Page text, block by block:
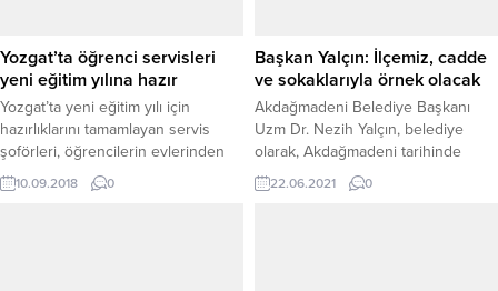
Yozgat’ta öğrenci servisleri
yeni eğitim yılına hazır
Yozgat’ta yeni eğitim yılı için
hazırlıklarını tamamlayan servis
şoförleri, öğrencilerin evlerinden
okullarına güvenli bir şekilde gidip
gelmeleri için araçlarının son
10.09.2018 0
Başkan Yalçın: İlçemiz, cadde
ve sokaklarıyla örnek olacak
Akdağmadeni Belediye Başkanı
Uzm Dr. Nezih Yalçın, belediye
olarak, Akdağmadeni tarihinde
şimdiye kadar yapılan en kapsamlı
çalışmalardan bir tanesinin İstiklal
22.06.2021 0